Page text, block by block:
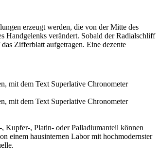
erzeugt werden, die von der Mitte des
Handgelenks verändert. Sobald der Radialschliff
Zifferblatt aufgetragen. Eine dezente
Kupfer-, Platin- oder Palladium­anteil können
einem hausinternen Labor mit hochmodernster